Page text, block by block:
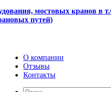
мостовых кранов в
путей)
О компании
Отзывы
Контакты